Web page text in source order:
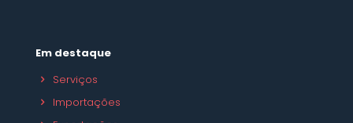
Em destaque
Serviços
Importações